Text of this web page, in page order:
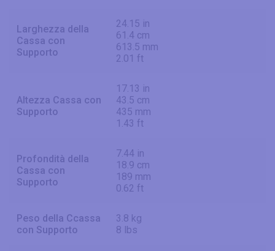
Larghezza della
Cassa con
Supporto
24.15 in
61.4 cm
613.5 mm
2.01 ft
Altezza Cassa con
Supporto
17.13 in
43.5 cm
435 mm
1.43 ft
Profondità della
Cassa con
Supporto
7.44 in
18.9 cm
189 mm
0.62 ft
Peso della Ccassa
con Supporto
3.8 kg
8 lbs